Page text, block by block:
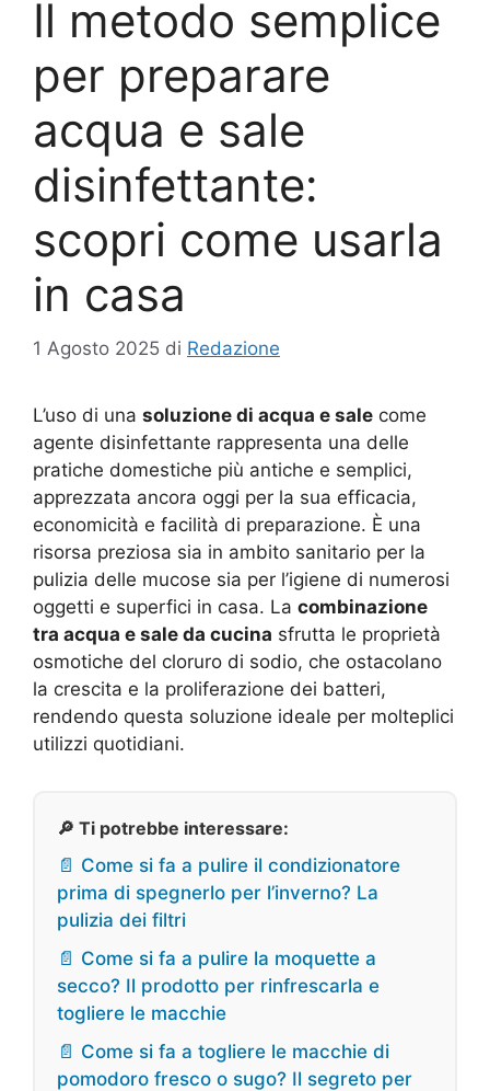
Il metodo semplice
per preparare
acqua e sale
disinfettante:
scopri come usarla
in casa
1 Agosto 2025 di Redazione
L’uso di una soluzione di acqua e sale come
agente disinfettante rappresenta una delle
pratiche domestiche più antiche e semplici,
apprezzata ancora oggi per la sua efficacia,
economicità e facilità di preparazione. È una
risorsa preziosa sia in ambito sanitario per la
pulizia delle mucose sia per l’igiene di numerosi
oggetti e superfici in casa. La combinazione
tra acqua e sale da cucina sfrutta le proprietà
osmotiche del cloruro di sodio, che ostacolano
la crescita e la proliferazione dei batteri,
rendendo questa soluzione ideale per molteplici
utilizzi quotidiani.
🔎 Ti potrebbe interessare:
📄 Come si fa a pulire il condizionatore
prima di spegnerlo per l’inverno? La
pulizia dei filtri
📄 Come si fa a pulire la moquette a
secco? Il prodotto per rinfrescarla e
togliere le macchie
📄 Come si fa a togliere le macchie di
pomodoro fresco o sugo? Il segreto per